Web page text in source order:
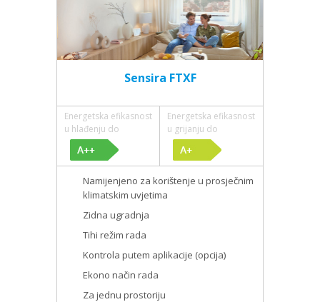
Sensira FTXF
Energetska efikasnost
u hlađenju do
Energetska efikasnost
u grijanju do
Namijenjeno za korištenje u prosječnim
klimatskim uvjetima
Zidna ugradnja
Tihi režim rada
Kontrola putem aplikacije (opcija)
Ekono način rada
Za jednu prostoriju